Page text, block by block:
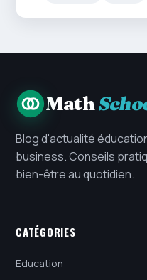
Math
Blog d'actualité
business. Conseils
bien-être au quotidien.
CATÉGORIES
Education